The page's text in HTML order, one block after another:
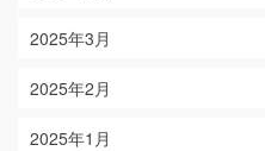
2025年3月
2025年2月
2025年1月